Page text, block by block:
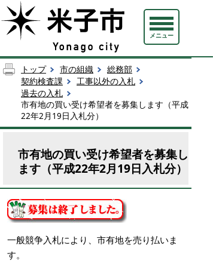
メニュー
トップ 市の組織
総務部
契約検査課
工事以外の入札
過去の入札
市有地の買い受け希望者を募集します（平成
22年2月19日入札分）
市有地の買い受け希望者を募集し
ます（平成22年2月19日入札分）
一般競争入札により、市有地を売り払いま
す。